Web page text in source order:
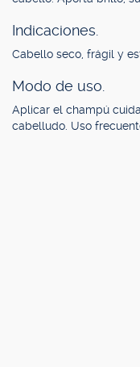
Indicaciones.
Cabello seco, frágil y
Modo de uso.
Aplicar el champú
cabelludo. Uso